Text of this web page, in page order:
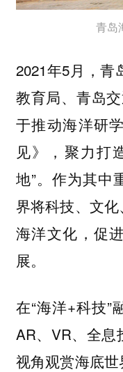
青岛
2021年5月，青
教育局、青岛
于推动海洋研
见》，聚力打
地”。作为其中
界将科技、文
海洋文化，促
展。
在“海洋+科技”
AR、VR、全息
视角观赏海底